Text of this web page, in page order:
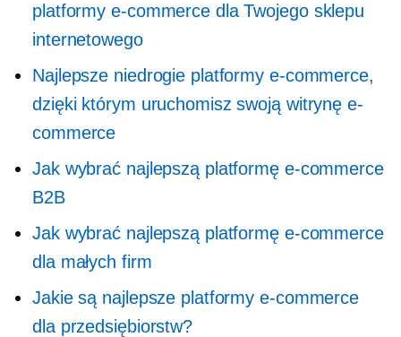
platformy e-commerce dla Twojego sklepu
internetowego
Najlepsze niedrogie platformy e-commerce,
dzięki którym uruchomisz swoją witrynę e-
commerce
Jak wybrać najlepszą platformę e-commerce
B2B
Jak wybrać najlepszą platformę e-commerce
dla małych firm
Jakie są najlepsze platformy e-commerce
dla przedsiębiorstw?